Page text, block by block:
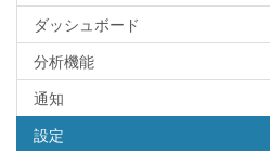
ダッシュボード
分析機能
通知
設定